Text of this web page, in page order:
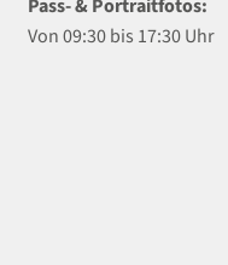
Pass- & Portraitfotos:
Von 09:30 bis 17:30 Uhr